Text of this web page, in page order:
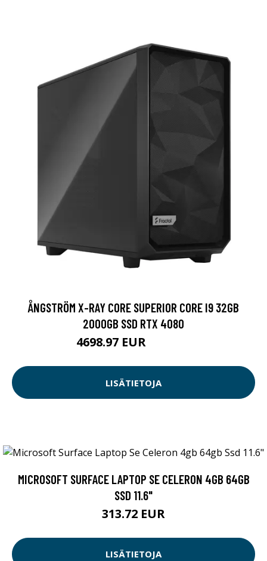
ÅNGSTRÖM X-RAY CORE SUPERIOR CORE I9 32GB
2000GB SSD RTX 4080
4698.97 EUR
LISÄTIETOJA
MICROSOFT SURFACE LAPTOP SE CELERON 4GB 64GB
SSD 11.6"
313.72 EUR
LISÄTIETOJA